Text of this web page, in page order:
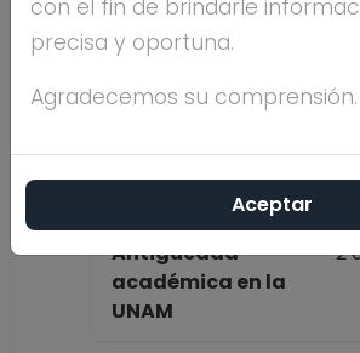
Máximo nivel de
Antigüedad
académica en la
UNAM
2
con el fin de brindarle
precisa y oportuna.
Agradecemos su comprensión.
Aceptar